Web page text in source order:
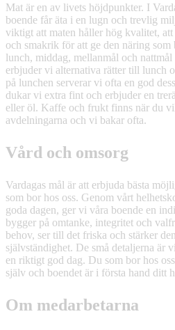
Mat är en av livets höjdpunkter. I
boende får äta i en lugn och trevlig
viktigt att maten håller hög kvalitet,
och smakrik för att ge den näring
lunch, middag, mellanmål och
erbjuder vi alternativa rätter till lunch
på lunchen serverar vi ofta en god
dukar vi extra fint och erbjuder en
eller öl. Kaffe och frukt finns när du
avdelningarna och vi bakar ofta.
Vård och omsorg
Vardagas mål är att erbjuda bästa
som bor hos oss. Genom vårt
goda dagen, ger vi våra boende en
bygger på omtanke, integritet och
behov, ser till det friska och stärker
självständighet. De små detaljerna är
en riktigt god dag. Du som bor hos
själv och boendet är i första hand ditt
Om medarbetarna